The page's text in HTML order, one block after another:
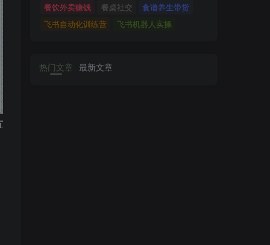
餐饮外卖赚钱
餐桌社交
食谱养生带货
飞书自动化训练营
飞书机器人实操
热门文章 最新文章